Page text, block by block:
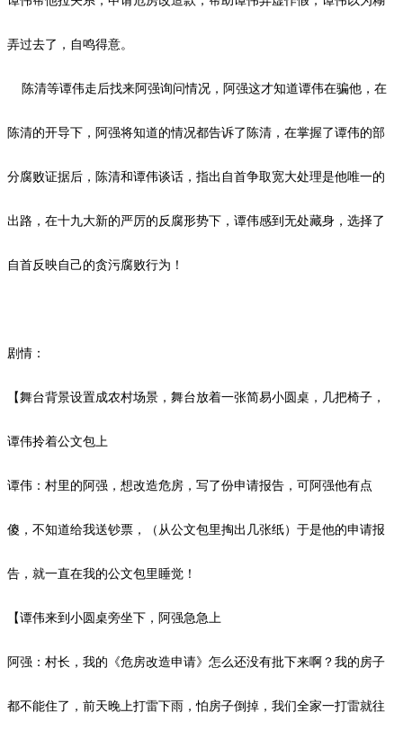
弄过去了，自鸣得意。
陈清等谭伟走后找来阿强询问情况，阿强这才知道谭伟在骗他，在
陈清的开导下，阿强将知道的情况都告诉了陈清，在掌握了谭伟的部
分腐败证据后，陈清和谭伟谈话，指出自首争取宽大处理是他唯一的
出路，在十九大新的严厉的反腐形势下，谭伟感到无处藏身，选择了
自首反映自己的贪污腐败行为！
剧情：
【舞台背景设置成农村场景，舞台放着一张简易小圆桌，几把椅子，
谭伟拎着公文包上
谭伟：村里的阿强，想改造危房，写了份申请报告，可阿强他有点
傻，不知道给我送钞票，（从公文包里掏出几张纸）于是他的申请报
告，就一直在我的公文包里睡觉！
【谭伟来到小圆桌旁坐下，阿强急急上
阿强：村长，我的《危房改造申请》怎么还没有批下来啊？我的房子
都不能住了，前天晚上打雷下雨，怕房子倒掉，我们全家一打雷就往